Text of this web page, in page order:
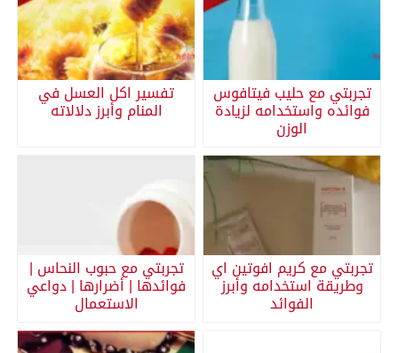
تجربتي مع حليب فيتافوس
فوائده واستخدامه لزيادة
الوزن
تفسير اكل العسل في
المنام وأبرز دلالاته
تجربتي مع كريم افوتين اي
وطريقة استخدامه وأبرز
الفوائد
تجربتي مع حبوب النحاس |
فوائدها | أضرارها | دواعي
الاستعمال